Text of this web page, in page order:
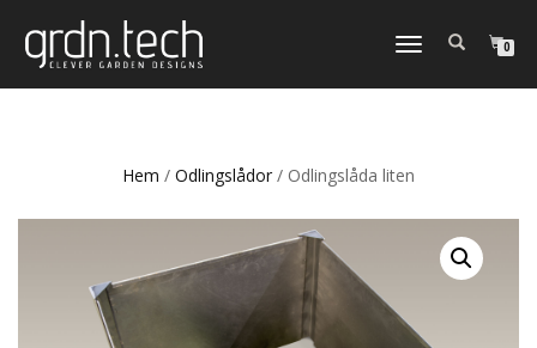
SLÅ
0
Hem / Odlingslådor / Odlingslåda liten